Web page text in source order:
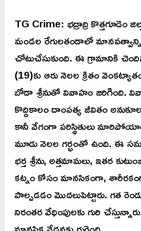
TG Crime: భద్రాద్రి కొత్తగూడెం
మండల రేగులతండాలో
చోటుచేసుకుంది. ఈ గ్రామానికి
(19)కు ఆరు నెలల క్రితం
బోడా శ్రీనుతో వివాహం జరిగింది.
కొద్దికాలం దాంపత్య జీవితం
కానీ వేగంగా పరిస్థితులు
మూడు నెలల గర్భంతో ఉంది. ఈ
భర్త శ్రీను, అత్తమామలు, ఇతర
కట్నం కోసం మానసికంగా,
పాల్పడడం మొదలుపెట్టారు. గత
నిరంతర వేధింపులకు గురి